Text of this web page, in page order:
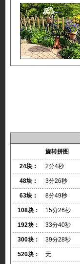
旋转拼图
24块： 2分4秒
48块： 3分26秒
63块： 8分49秒
108块： 15分26秒
192块： 33分40秒
300块： 39分28秒
520块： 无